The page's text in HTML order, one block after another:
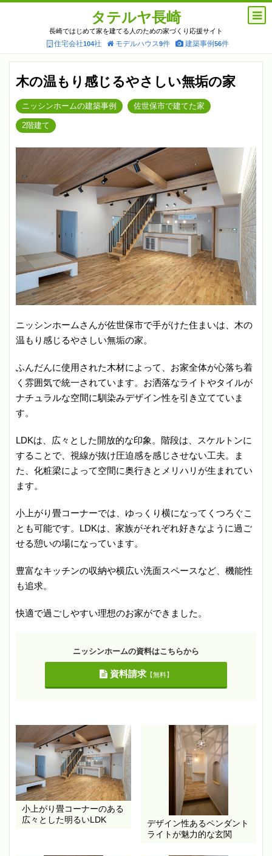
タテルヤ長崎
長崎ではじめて家を建てる人のための家づくり応援サイト
住宅会社104社 モデルハウス9件 建築事例56件
木の温もり感じるやさしい無垢の家
ニッシンホームの建築事例 佐世保市で建てた家
2階建て
ニッシンホームさんが佐世保市で手がけた住まいは、木の
温もり感じるやさしい無垢の家。
ふんだんに使用された木材によって、お家全体が心落ち着
く雰囲気で統一されています。お洒落なライトやタイルが
ナチュラルな空間に馴染みデザイン性を引き立てていま
す。
LDKは、広々とした開放的な印象。階段は、スケルトンに
することで、視線が抜け圧迫感を感じさせない工夫。ま
た、化粧梁によって空間に奥行きとメリハリが生まれてい
ます。
小上がり畳コーナーでは、ゆっくり横になってくつろぐこ
とも可能です。LDKは、家族がそれぞれ好きなように過ご
せる憩いの場になっています。
豊富なキッチンの収納や横広い洗面スペースなど、機能性
も追求。
快適で過ごしやすい理想のお家ができました。
ニッシンホームの資料はこちらから
資料請求【無料】
小上がり畳コーナーのある
広々とした明るいLDK
デザイン性あるペンダント
ライトが魅力的な玄関